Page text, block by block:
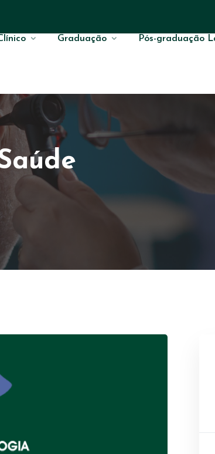
Graduação Pós-graduação